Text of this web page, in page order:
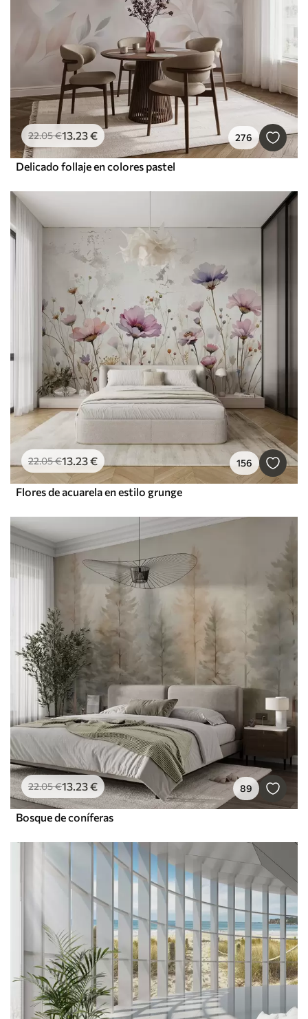
22.05€13.23€ 276
Delicado follaje en colores pastel
22.05€13.23€ 156
Flores de acuarela en estilo grunge
22.05€13.23€ 89
Bosque de coníferas